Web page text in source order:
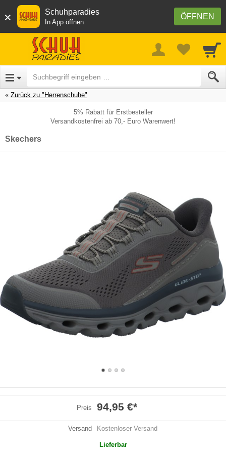
× ÖFFNEN
Schuhparadies
In App öffnen
Zurück zu "Herrenschuhe"
5% Rabatt für Erstbesteller
Versandkostenfrei ab 70,- Euro Warenwert!
Skechers
Preis 94,95 €*
Versand Kostenloser Versand
Lieferbar